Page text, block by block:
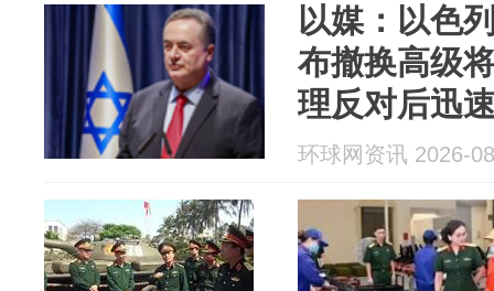
以媒：以色
布撤换高级
理反对后迅
环球网资讯 2026-